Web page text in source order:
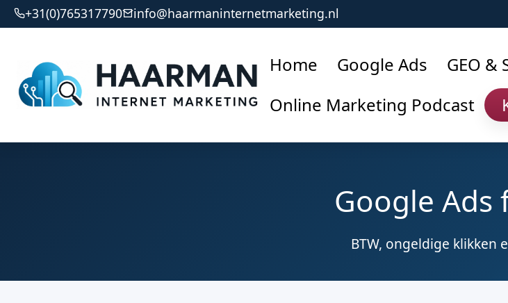
+31(0)765317790 info@haarmaninternetmarketing.nl
Home Google Ads GEO &
Online Marketing Podcast
Google Ads
BTW, ongeldige klikken